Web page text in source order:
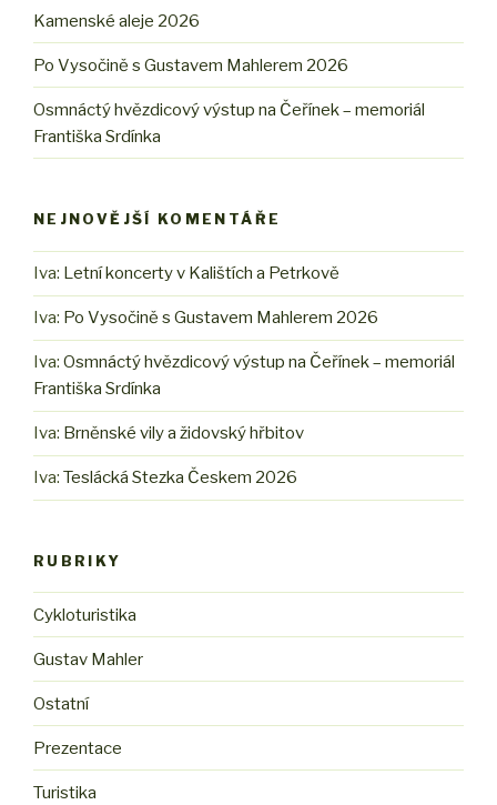
Kamenské aleje 2026
Po Vysočině s Gustavem Mahlerem 2026
Osmnáctý hvězdicový výstup na Čeřínek – memoriál
Františka Srdínka
NEJNOVĚJŠÍ KOMENTÁŘE
Iva: Letní koncerty v Kalištích a Petrkově
Iva: Po Vysočině s Gustavem Mahlerem 2026
Iva: Osmnáctý hvězdicový výstup na Čeřínek – memoriál
Františka Srdínka
Iva: Brněnské vily a židovský hřbitov
Iva: Teslácká Stezka Českem 2026
RUBRIKY
Cykloturistika
Gustav Mahler
Ostatní
Prezentace
Turistika